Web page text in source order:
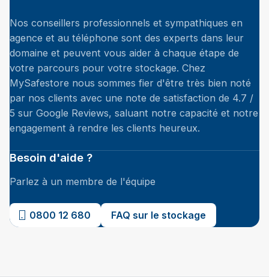
Nos conseillers professionnels et sympathiques en
agence et au téléphone sont des experts dans leur
domaine et peuvent vous aider à chaque étape de
votre parcours pour votre stockage. Chez
MySafestore nous sommes fier d'être très bien noté
par nos clients avec une note de satisfaction de 4.7 /
5 sur Google Reviews, saluant notre capacité et notre
engagement à rendre les clients heureux.
Besoin d'aide ?
Parlez à un membre de l'équipe
0800 12 680 FAQ sur le stockage